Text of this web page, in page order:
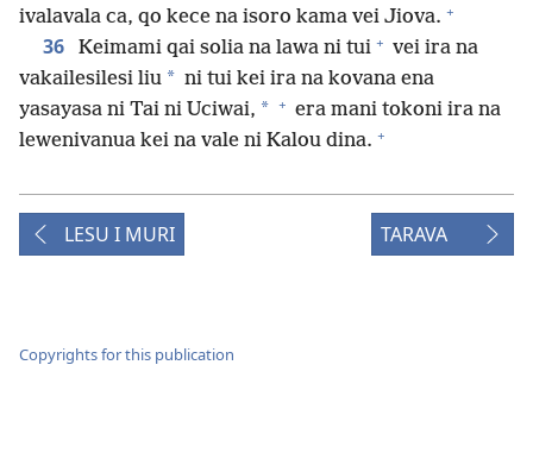
ivalavala ca, qo kece na isoro kama vei Jiova. +
36 Keimami qai solia na lawa ni tui + vei ira na
vakailesilesi liu * ni tui kei ira na kovana ena
yasayasa ni Tai ni Uciwai, * + era mani tokoni ira na
lewenivanua kei na vale ni Kalou dina. +
LESU I MURI TARAVA
Copyrights for this publication